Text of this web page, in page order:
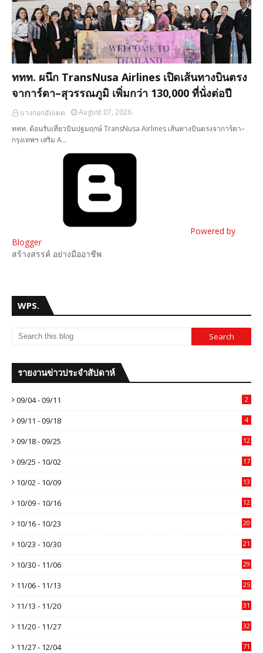
ททท. ผนึก TransNusa Airlines เปิดเส้นทางบินตรง
จาการ์ตา–สุวรรณภูมิ เพิ่มกว่า 130,000 ที่นั่งต่อปี
บางกอกอัปเดต
August 07, 2026
ททท. ต้อนรับเที่ยวบินปฐมฤกษ์ TransNusa Airlines เส้นทางบินตรงจาการ์ตา–
กรุงเทพฯ เสริม A…
Powered by
Blogger
สร้างสรรค์ อย่างมืออาชีพ
WPS.
รายงานข่าวประจำสัปดาห์
09/04 - 09/11 2
09/11 - 09/18 4
09/18 - 09/25 12
09/25 - 10/02 17
10/02 - 10/09 13
10/09 - 10/16 12
10/16 - 10/23 20
10/23 - 10/30 21
10/30 - 11/06 29
11/06 - 11/13 25
11/13 - 11/20 31
11/20 - 11/27 32
11/27 - 12/04 71